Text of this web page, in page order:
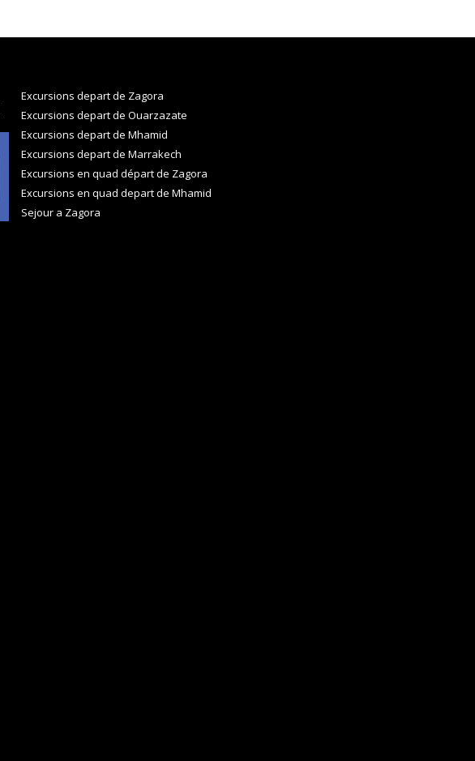
Excursions depart de Zagora
Excursions depart de Ouarzazate
Excursions depart de Mhamid
Excursions depart de Marrakech
Excursions en quad départ de Zagora
Excursions en quad depart de Mhamid
Sejour a Zagora